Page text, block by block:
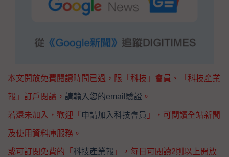
本文開放免費閱讀時間已過，限「科技」會員、「科技產業
報」訂戶閱讀， 請輸入您的email驗證 。
若還未加入，歡迎「 申請加入科技會員 」，可閱讀全站新聞
及使用資料庫服務。
或可訂閱免費的「 科技產業報 」，每日可閱讀2則以上開放